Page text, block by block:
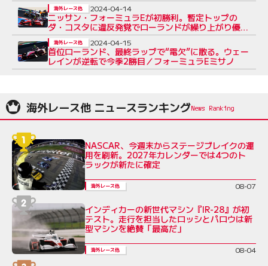
ニッサン・フォーミュラEが初勝利。暫定トップの
ダ・コスタに違反発覚でローランドが繰り上がり優勝
／第6戦ミサノ
海外レース他 2024-04-14
首位ローランド、最終ラップで“電欠”に散る。ウェー
レインが逆転で今季2勝目／フォーミュラEミサノ
海外レース他 2024-04-15
海外レース他 ニュースランキング
NASCAR、今週末からステージブレイクの運
用を刷新。2027年カレンダーでは4つのト
ラックが新たに確定
海外レース他 08-07
インディカーの新世代マシン『IR-28』が初
テスト。走行を担当したロッシとパロウは新
型マシンを絶賛「最高だ」
海外レース他 08-04